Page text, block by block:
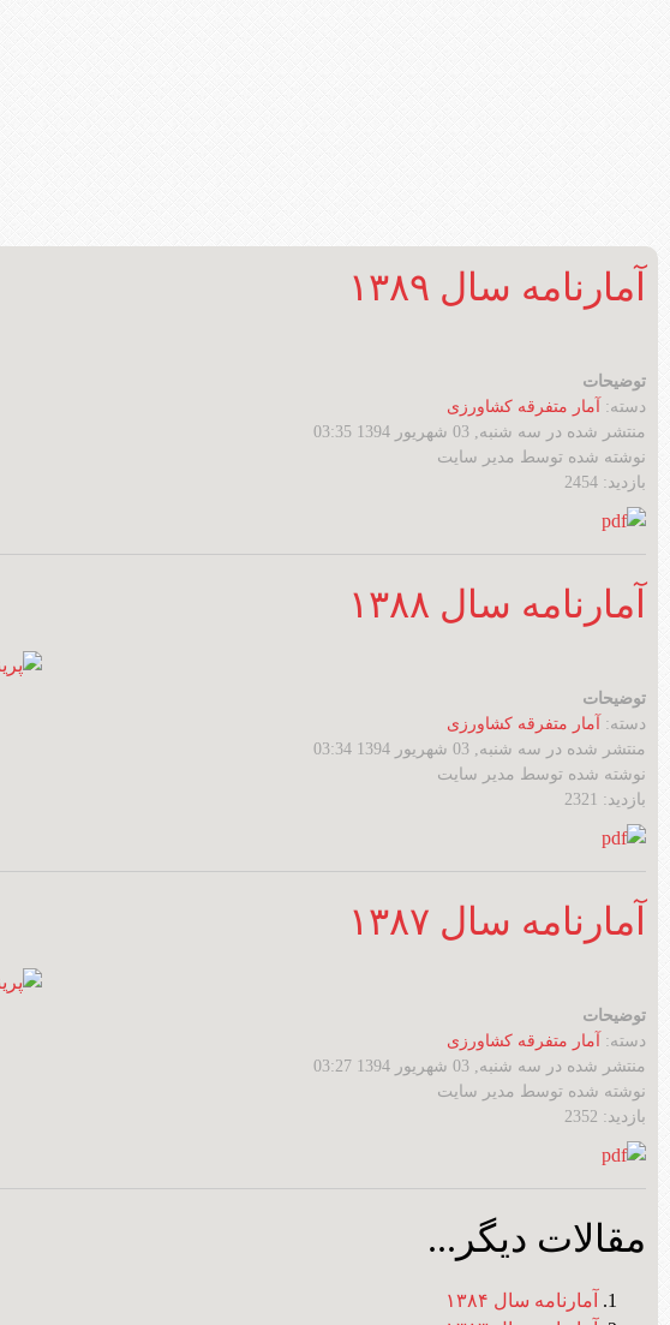
آمارنامه سال ۱۳۸۹
توضیحات
دسته: آمار متفرقه کشاورزی
منتشر شده در سه شنبه, 03 شهریور 1394 03:35
نوشته شده توسط مدیر سایت
بازدید: 2454
آمارنامه سال ۱۳۸۸
توضیحات
دسته: آمار متفرقه کشاورزی
منتشر شده در سه شنبه, 03 شهریور 1394 03:34
نوشته شده توسط مدیر سایت
بازدید: 2321
آمارنامه سال ۱۳۸۷
توضیحات
دسته: آمار متفرقه کشاورزی
منتشر شده در سه شنبه, 03 شهریور 1394 03:27
نوشته شده توسط مدیر سایت
بازدید: 2352
مقالات دیگر...
آمارنامه سال ۱۳۸۴